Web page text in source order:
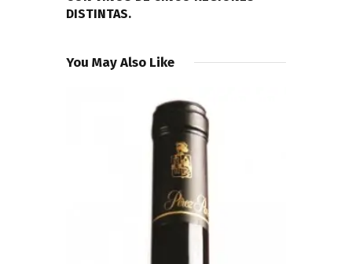
DISTINTAS.
You May Also Like